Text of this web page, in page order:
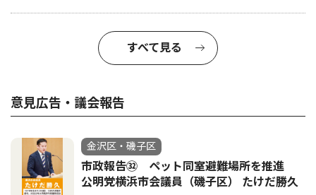
すべて見る
意見広告・議会報告
金沢区・磯子区
市政報告㉜ ペット同室避難場所を推進
公明党横浜市会議員（磯子区） たけだ勝久